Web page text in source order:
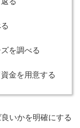
を調べる
金を用意する
いかを明確にする